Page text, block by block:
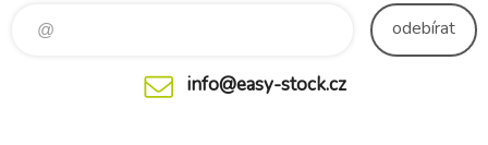
odebírat
info@easy-stock.cz